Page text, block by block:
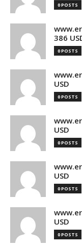
0 POSTS
386
0 POSTS
USD
0 POSTS
USD
0 POSTS
USD
0 POSTS
USD
0 POSTS